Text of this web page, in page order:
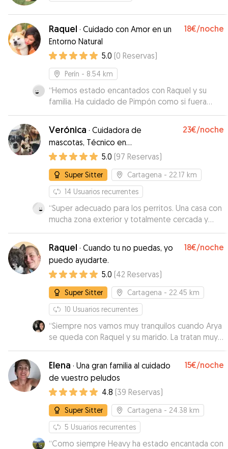
Raquel · Cuidado con Amor en un
Entorno Natural
18€/noche
5.0 (0 Reservas)
Perín - 8.54 km
“Hemos estado encantados con Raquel y su
familia. Ha cuidado de Pimpón como si fuera
suyo y nos ha ido informando muy a menudo. Él
ha estado súper a gusto y feliz. Repetiremos 🥰
Verónica · Cuidadora de
mascotas, Técnico en
Intervenciones Asistidas por Perros
23€/noche
5.0 (97 Reservas)
Super Sitter Cartagena - 22.17 km
14 Usuarios recurrentes
“Super adecuado para los perritos. Una casa con
mucha zona exterior y totalmente cercada y
Veronica transmite mucha tranquilidad. Dejamos
a nuestra perrita completamente convencidos
de que estaría muy bien cuidada”
Raquel · Cuando tu no puedas, yo
puedo ayudarte.
18€/noche
5.0 (42 Reservas)
Super Sitter Cartagena - 22.45 km
10 Usuarios recurrentes
“Siempre nos vamos muy tranquilos cuando Arya
se queda con Raquel y su marido. La tratan muy
bien, la miman un montón y por eso ella se
queda muy feliz y a gusto con ellos.
Elena · Una gran familia al cuidado
de vuestro peludos
15€/noche
4.8 (39 Reservas)
Super Sitter Cartagena - 24.38 km
5 Usuarios recurrentes
“Como siempre Heavy ha estado encantada con